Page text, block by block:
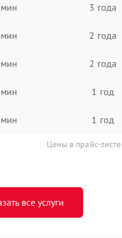
3 года
2 года
2 года
1 год
1 год
Цены в прайс-
все услуги